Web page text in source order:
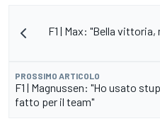
F1 | Max: "Bella
PROSSIMO ARTICOLO
F1 | Magnussen: "Ho usato
fatto per il team"